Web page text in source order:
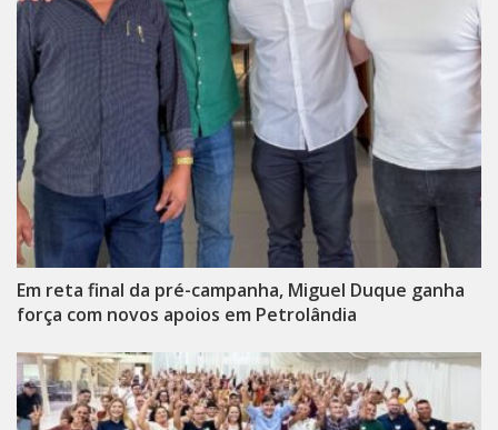
Em reta final da pré-campanha, Miguel Duque ganha
força com novos apoios em Petrolândia